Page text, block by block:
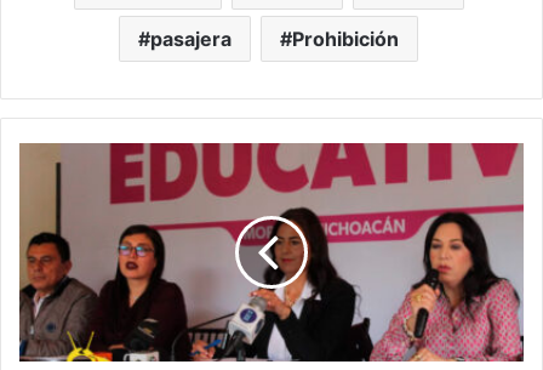
pasajera Prohibición
Para
Lo
Que
Se
Me
Requiera: